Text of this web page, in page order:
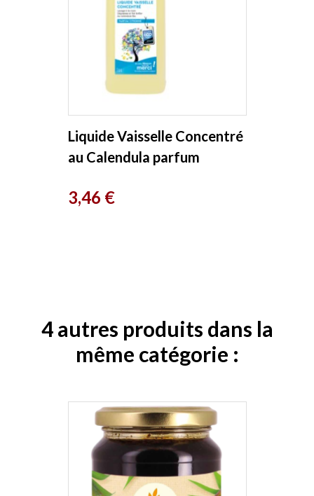
Liquide Vaisselle Concentré
au Calendula parfum
Prix
3,46 €
4 autres produits dans la
même catégorie :